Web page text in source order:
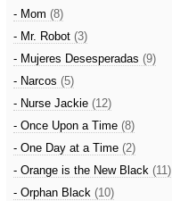
- Mom (8)
- Mr. Robot (3)
- Mujeres Desesperadas (9)
- Narcos (5)
- Nurse Jackie (12)
- Once Upon a Time (8)
- One Day at a Time (2)
- Orange is the New Black (11)
- Orphan Black (10)